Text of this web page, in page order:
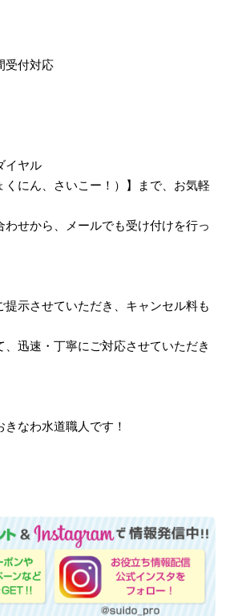
受付対応
イヤル
くにん、さいこー！）】まで、お気軽
わせから、メールでも受け付けを行っ
提示させていただき、キャンセル料も
、迅速・丁寧にご対応させていただき
なわ水道職人です！